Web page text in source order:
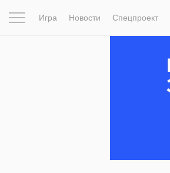
Игра Новости Спецпроект